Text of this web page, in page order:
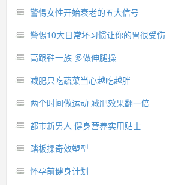
警惕女性开始衰老的五大信号
警惕10大日常坏习惯让你的胃很受伤
高跟鞋一族 多做伸腿操
减肥只吃蔬菜当心越吃越胖
两个时间做运动 减肥效果翻一倍
都市新男人 健身营养实用贴士
踏板操奇效塑型
怀孕前健身计划